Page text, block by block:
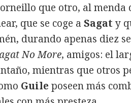
que otro, al menda
que se coge aSagat y
durando apenas diez
No More, amigos: el
mientras que otros
Guile poseen más